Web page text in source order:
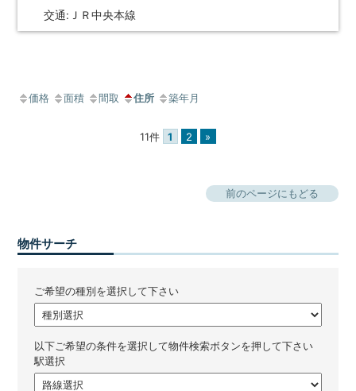
交通:ＪＲ中央本線
価格 面積 間取 住所 築年月
11件 1 2 »
前のページにもどる
物件サーチ
ご希望の種別を選択して下さい
以下ご希望の条件を選択して物件検索ボタンを押して下さい
駅選択